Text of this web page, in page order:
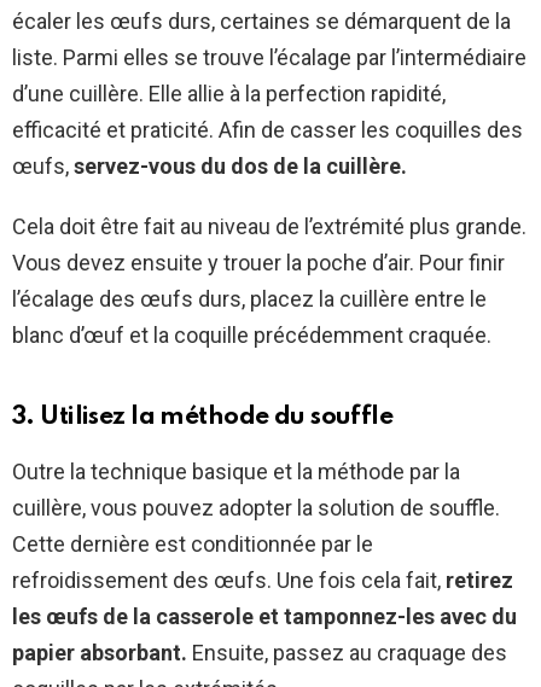
écaler les œufs durs, certaines se démarquent de la
liste. Parmi elles se trouve l’écalage par l’intermédiaire
d’une cuillère. Elle allie à la perfection rapidité,
efficacité et praticité. Afin de casser les coquilles des
œufs,servez-vous du dos de la cuillère.
Cela doit être fait au niveau de l’extrémité plus grande.
Vous devez ensuite y trouer la poche d’air. Pour finir
l’écalage des œufs durs, placez la cuillère entre le
blanc d’œuf et la coquille précédemment craquée.
3. Utilisez la méthode du souffle
Outre la technique basique et la méthode par la
cuillère, vous pouvez adopter la solution de souffle.
Cette dernière est conditionnée par le
refroidissement des œufs. Une fois cela fait, retirez
les œufs de la casserole et tamponnez-les avec du
papier absorbant. Ensuite, passez au craquage des